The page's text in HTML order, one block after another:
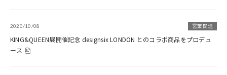
2020/10/08 営業関連
KING&QUEEN展開催記念 designsix LONDON とのコラボ商品をプロデュ
ース